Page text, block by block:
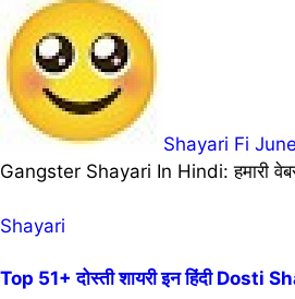
Shayari Fi
Gangster Shayari In Hindi: हमारी
Shayari
Top 51+ दोस्ती शायरी इन हिंदी Dosti